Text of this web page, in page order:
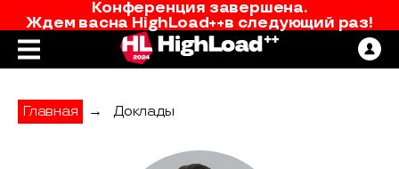
Конференция завершена.
Ждем васна HighLoad++в следующий раз!
Главная → Доклады